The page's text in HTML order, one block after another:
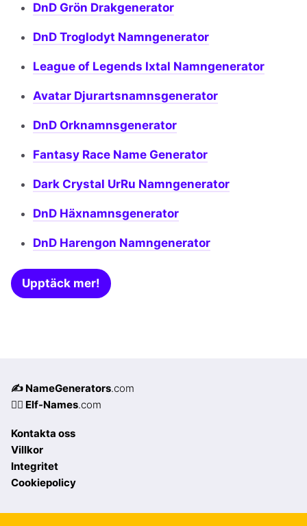
DnD Grön Drakgenerator
DnD Troglodyt Namngenerator
League of Legends Ixtal Namngenerator
Avatar Djurartsnamnsgenerator
DnD Orknamnsgenerator
Fantasy Race Name Generator
Dark Crystal UrRu Namngenerator
DnD Häxnamnsgenerator
DnD Harengon Namngenerator
Upptäck mer!
✍️ NameGenerators.com
🧝‍♀️ Elf-Names.com
Kontakta oss
Villkor
Integritet
Cookiepolicy